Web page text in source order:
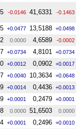
-0.0146 41,6331 -0.1463
+0.0477 13,5188 +0.0498
0.0000 4,6589 -0.0002
+0.0734 4,8101 +0.0734
+0.0012 0,0902 +0.0017
+0.0040 10,3634 +0.0648
+0.0014 0,4436 +0.0013
+0.0001 0,2479 +0.0001
0.0000 51,6503 0.0000
+0.0001 0,2496 +0.0010